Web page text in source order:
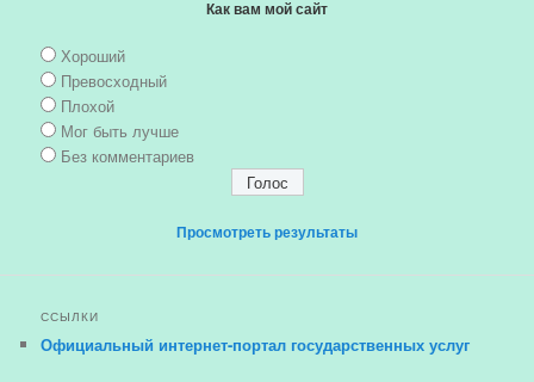
Как вам мой сайт
Хороший
Превосходный
Плохой
Мог быть лучше
Без комментариев
Просмотреть результаты
ССЫЛКИ
Официальный интернет-портал государственных услуг